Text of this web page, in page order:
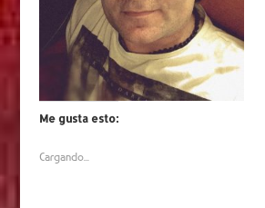
Me gusta esto:
Cargando...